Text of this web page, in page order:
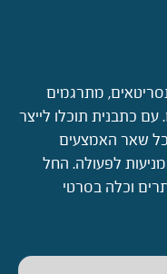
מתרגמים
עם כתבנית תוכלו לייצר
שאר האמצעים
לפעולה. החל
וכלה בסרטי